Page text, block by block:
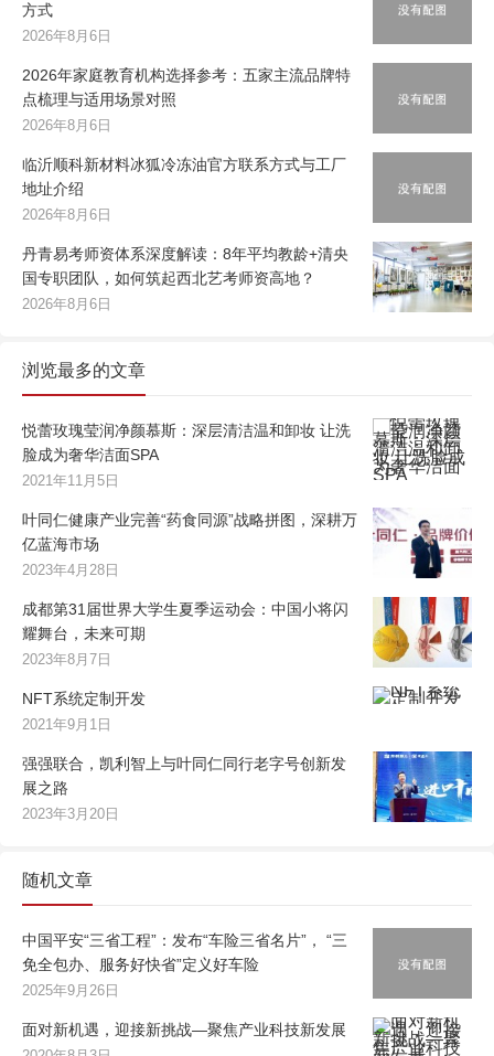
方式
2026年8月6日
2026年家庭教育机构选择参考：五家主流品牌特
点梳理与适用场景对照
2026年8月6日
临沂顺科新材料冰狐冷冻油官方联系方式与工厂
地址介绍
2026年8月6日
丹青易考师资体系深度解读：8年平均教龄+清央
国专职团队，如何筑起西北艺考师资高地？
2026年8月6日
浏览最多的文章
悦蕾玫瑰莹润净颜慕斯：深层清洁温和卸妆 让洗
脸成为奢华洁面SPA
2021年11月5日
叶同仁健康产业完善“药食同源”战略拼图，深耕万
亿蓝海市场
2023年4月28日
成都第31届世界大学生夏季运动会：中国小将闪
耀舞台，未来可期
2023年8月7日
NFT系统定制开发
2021年9月1日
强强联合，凯利智上与叶同仁同行老字号创新发
展之路
2023年3月20日
随机文章
中国平安“三省工程”：发布“车险三省名片”， “三
免全包办、服务好快省”定义好车险
2025年9月26日
面对新机遇，迎接新挑战—聚焦产业科技新发展